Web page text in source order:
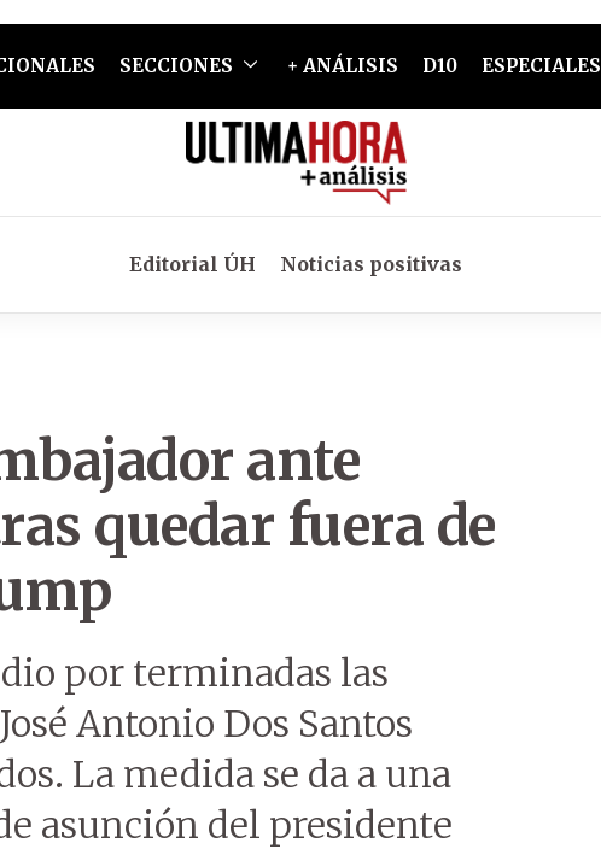
SECCIONES + ANÁLISIS D10 ESPECIALES
Editorial ÚH Noticias positivas
ante
quedar fuera de
por terminadas las
Antonio Dos Santos
La medida se da a una
asunción del presidente